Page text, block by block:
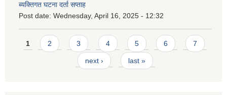
ब्यक्तिगत घटना दर्ता सप्ताह
Post date: Wednesday, April 16, 2025 - 12:32
Pages
1 2 3 4 5 6 7
next › last »